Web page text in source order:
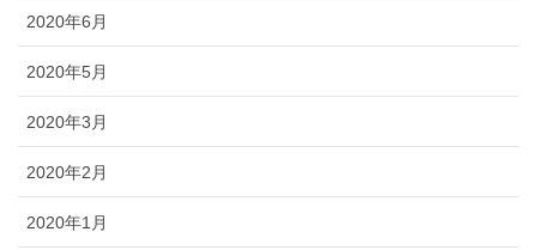
2020年6月
2020年5月
2020年3月
2020年2月
2020年1月